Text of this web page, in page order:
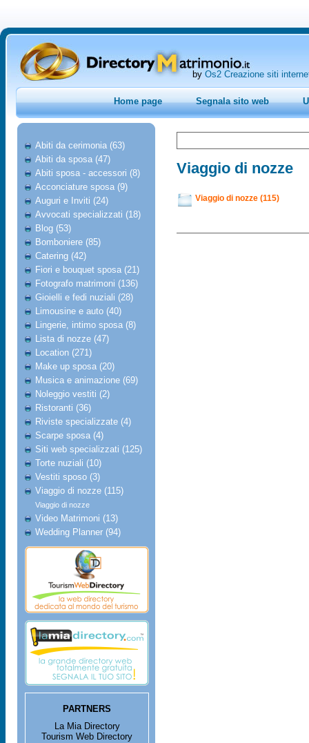
by Os2 Creazione siti
Home page Segnala sito web
Abiti da cerimonia (63)
Abiti da sposa (47)
Abiti sposa - accessori (8)
Acconciature sposa (9)
Auguri e Inviti (24)
Avvocati specializzati (18)
Blog (53)
Bomboniere (85)
Catering (42)
Fiori e bouquet sposa (21)
Fotografo matrimoni (136)
Gioielli e fedi nuziali (28)
Limousine e auto (40)
Lingerie, intimo sposa (8)
Lista di nozze (47)
Location (271)
Make up sposa (20)
Musica e animazione (69)
Noleggio vestiti (2)
Ristoranti (36)
Riviste specializzate (4)
Scarpe sposa (4)
Siti web specializzati (125)
Torte nuziali (10)
Vestiti sposo (3)
Viaggio di nozze (115)
Viaggio di nozze
Video Matrimoni (13)
Wedding Planner (94)
PARTNERS
La Mia Directory
Tourism Web Directory
Viaggio di nozze
Viaggio di nozze (115)